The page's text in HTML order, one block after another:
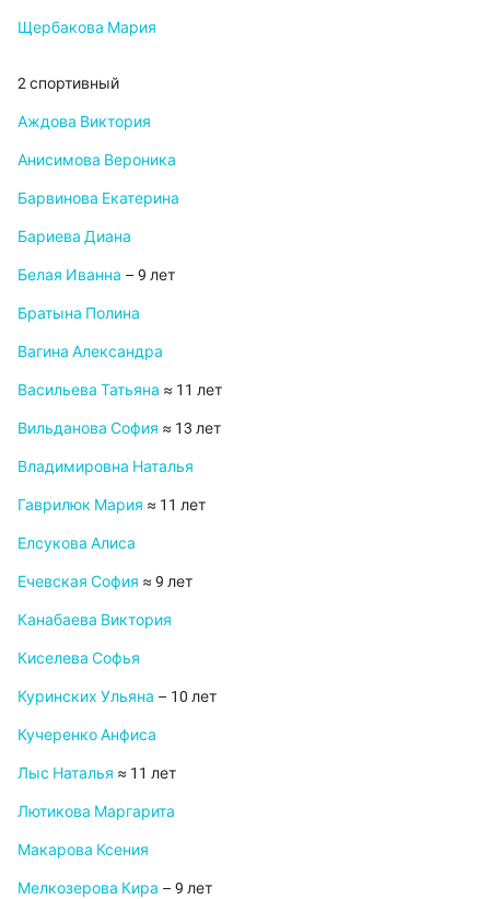
Щербакова Мария
2 спортивный
Аждова Виктория
Анисимова Вероника
Барвинова Екатерина
Бариева Диана
Белая Иванна – 9 лет
Братына Полина
Вагина Александра
Васильева Татьяна ≈ 11 лет
Вильданова София ≈ 13 лет
Владимировна Наталья
Гаврилюк Мария ≈ 11 лет
Елсукова Алиса
Ечевская София ≈ 9 лет
Канабаева Виктория
Киселева Софья
Куринских Ульяна – 10 лет
Кучеренко Анфиса
Лыс Наталья ≈ 11 лет
Лютикова Маргарита
Макарова Ксения
Мелкозерова Кира – 9 лет